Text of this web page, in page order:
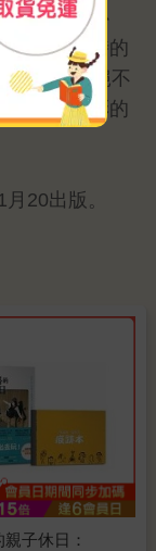
的氣味與心
地開啟那時的
憶的累積絕不
起描繪七彩的
20出版。
子休日：